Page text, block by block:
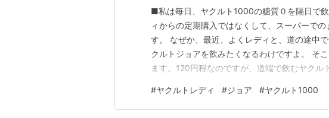
■私は毎日、ヤクルト1000の糖質０を隔日で
ィからの定期購入ではなくして、スーパーで
す。 なぜか、最近、よくレディと、道の途中
クルトジョアを飲みたくなるわけですよ。 そ
ます。120円程なのですが、道端で飲むヤクル
#ヤクルトレディ #ジョア #ヤクルト1000